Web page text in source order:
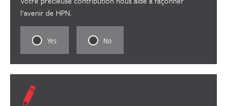
l'avenir de HPN.
Yes
Rate
this
content
as
useful.
No
Rate
this
content
as